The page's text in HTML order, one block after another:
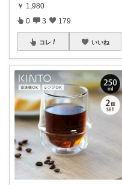
￥ 1,980
0 3 179
コレ いいね